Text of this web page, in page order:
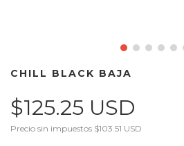
CHILL BLACK BAJA
$125.25 USD
Precio sin impuestos $103.51 USD